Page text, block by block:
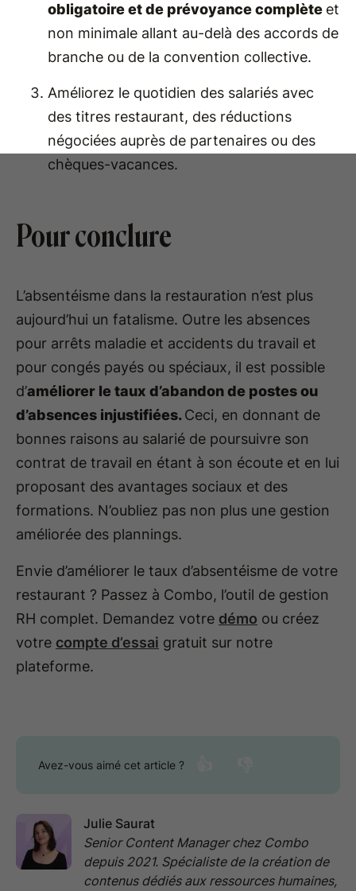
obligatoire et de prévoyance complète et
non minimale allant au-delà des accords de
branche ou de la convention collective.
Améliorez le quotidien des salariés avec
des titres restaurant, des réductions
négociées auprès de partenaires ou des
chèques-vacances.
Pour conclure
L’absentéisme dans la restauration n’est plus
aujourd’hui un fatalisme. Outre les absences
pour arrêts maladie et accidents du travail et
pour congés payés ou spéciaux, il est possible
d’améliorer le taux d’abandon de postes ou
d’absences injustifiées.Ceci, en donnant de
bonnes raisons au salarié de poursuivre son
contrat de travail en étant à son écoute et en lui
proposant des avantages sociaux et des
formations. N’oubliez pas non plus une gestion
améliorée des plannings.
Envie d’améliorer le taux d’absentéisme de votre
restaurant ? Passez à Combo, l’outil de gestion
RH complet. Demandez votre démo ou créez
votre compte d’essai gratuit sur notre
plateforme.
Avez-vous aimé cet article ?
Julie Saurat
Senior Content Manager chez Combo
depuis 2021. Spécialiste de la création de
contenus dédiés aux ressources humaines,